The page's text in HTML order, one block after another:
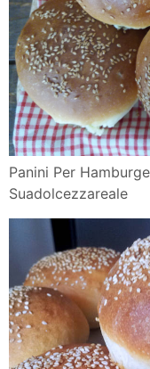
Panini Per
Suadolcezzareale